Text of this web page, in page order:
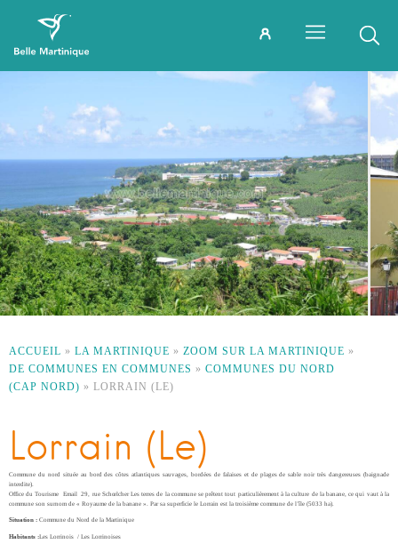
ACCUEIL » LA MARTINIQUE » ZOOM SUR LA MARTINIQUE »
DE COMMUNES EN COMMUNES » COMMUNES DU NORD
(CAP NORD) » LORRAIN (LE)
Lorrain (Le)
Commune du nord située au bord des côtes atlantiques sauvages, bordées de falaises et de plages de sable noir très dangereuses (baignade
interdite).
Office du Tourisme Email 29, rue Schœlcher Les terres de la commune se prêtent tout particulièrement à la culture de la banane, ce qui vaut à la
commune son surnom de « Royaume de la banane ». Par sa superficie le Lorrain est la troisième commune de l’île (5033 ha).
Situation : Commune du Nord de la Martinique
Habitants :Les Lorrinois / Les Lorrinoises